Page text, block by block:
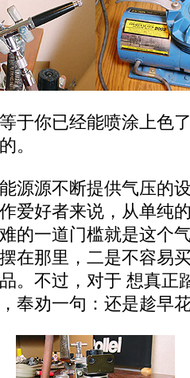
你已经能喷涂上色
。
源不断提供气压的
爱好者来说，从单纯
的一道门槛就是这个
在那里，二是不容易
。不过，对于 想真正
奉劝一句：还是趁早